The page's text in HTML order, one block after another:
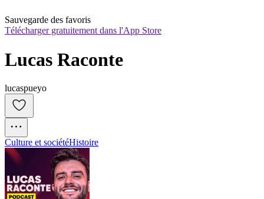
Sauvegarde des favoris
Télécharger gratuitement dans l'App Store
Lucas Raconte
lucaspueyo
Culture et sociétéHistoire